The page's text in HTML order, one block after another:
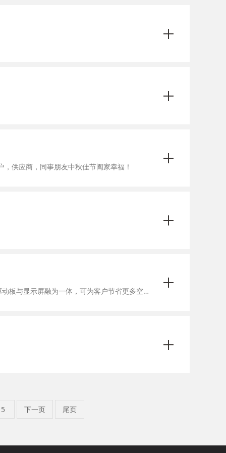
供应商，同事朋友中秋佳节阖家幸福！
现今逐步进入智能化，一体化时代，为了方便客户使用，鑫洪泰最新设计了一款5寸HI+VGA接口显示屏，驱动板与显示屏融为一体，可为客户节省更多空间。无需动脑便可以体验到一款免驱即插即用，显示高清高亮的显示屏,800X480分辨率,可选配电容式触摸屏。客户安装时8个定位孔可以给您带来更多便利。此款模块广泛应用于车载、安防、各式仪器仪表、智能设备等。
下一页 尾页